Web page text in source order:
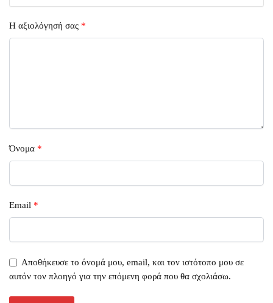
Η αξιολόγησή σας *
Όνομα *
Email *
Αποθήκευσε το όνομά μου, email, και τον ιστότοπο μου σε
αυτόν τον πλοηγό για την επόμενη φορά που θα σχολιάσω.